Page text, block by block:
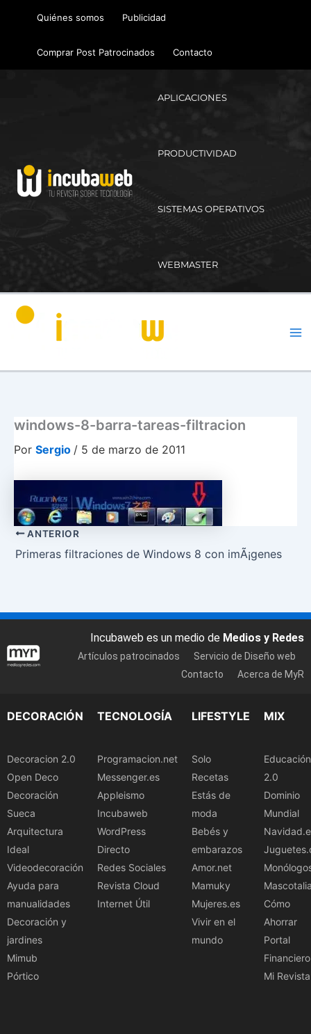
Quiénes somos Publicidad
Comprar Post Patrocinados Contacto
APLICACIONES
PRODUCTIVIDAD
SISTEMAS OPERATIVOS
WEBMASTER
windows-8-barra-tareas-filtracion
Por Sergio / 5 de marzo de 2011
ANTERIOR
Primeras filtraciones de Windows 8 con imÃ¡genes
Incubaweb es un medio de Medios y Redes
Artículos patrocinados
Servicio de Diseño web
Contacto
Acerca de MyR
DECORACIÓN
Decoracion 2.0
Open Deco
Decoración
Sueca
Arquitectura
Ideal
Videodecoración
Ayuda para
manualidades
Decoración y
jardines
Mimub
Pórtico
TECNOLOGÍA
Programacion.net
Messenger.es
Appleismo
Incubaweb
WordPress
Directo
Redes Sociales
Revista Cloud
Internet Útil
LIFESTYLE
Solo
Recetas
Estás de
moda
Bebés y
embarazos
Amor.net
Mamuky
Mujeres.es
Vivir en el
mundo
MIX
Educación
2.0
Dominio
Mundial
Cómo
Ahorrar
Portal
Financiero
Mi Revista